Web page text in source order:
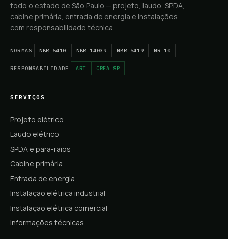
todo o estado de São Paulo — projeto, laudo, SPDA,
cabine primária, entrada de energia e instalações
com responsabilidade técnica.
NORMAS NBR 5410 NBR 14039 NBR 5419 NR-10
RESPONSABILIDADE ART CREA-SP
SERVIÇOS
Projeto elétrico
Laudo elétrico
SPDA e para-raios
Cabine primária
Entrada de energia
Instalação elétrica industrial
Instalação elétrica comercial
Informações técnicas